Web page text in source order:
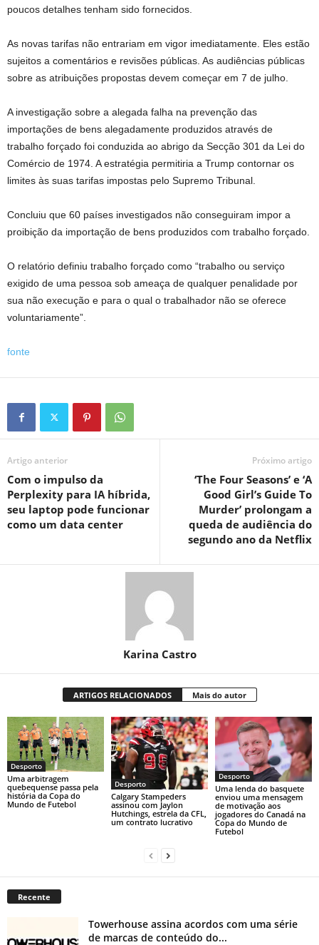
poucos detalhes tenham sido fornecidos.
As novas tarifas não entrariam em vigor imediatamente. Eles estão
sujeitos a comentários e revisões públicas. As audiências públicas
sobre as atribuições propostas devem começar em 7 de julho.
A investigação sobre a alegada falha na prevenção das
importações de bens alegadamente produzidos através de
trabalho forçado foi conduzida ao abrigo da Secção 301 da Lei do
Comércio de 1974. A estratégia permitiria a Trump contornar os
limites às suas tarifas impostas pelo Supremo Tribunal.
Concluiu que 60 países investigados não conseguiram impor a
proibição da importação de bens produzidos com trabalho forçado.
O relatório definiu trabalho forçado como “trabalho ou serviço
exigido de uma pessoa sob ameaça de qualquer penalidade por
sua não execução e para o qual o trabalhador não se oferece
voluntariamente”.
fonte
Artigo anterior
Com o impulso da
Perplexity para IA híbrida,
seu laptop pode funcionar
como um data center
Próximo artigo
‘The Four Seasons’ e ‘A
Good Girl’s Guide To
Murder’ prolongam a
queda de audiência do
segundo ano da Netflix
Karina Castro
ARTIGOS RELACIONADOS Mais do autor
Desporto
Uma arbitragem
quebequense passa pela
história da Copa do
Mundo de Futebol
Desporto
Calgary Stampeders
assinou com Jaylon
Hutchings, estrela da CFL,
um contrato lucrativo
Desporto
Uma lenda do basquete
enviou uma mensagem
de motivação aos
jogadores do Canadá na
Copa do Mundo de
Futebol
Recente
Towerhouse assina acordos com uma série
de marcas de conteúdo do...